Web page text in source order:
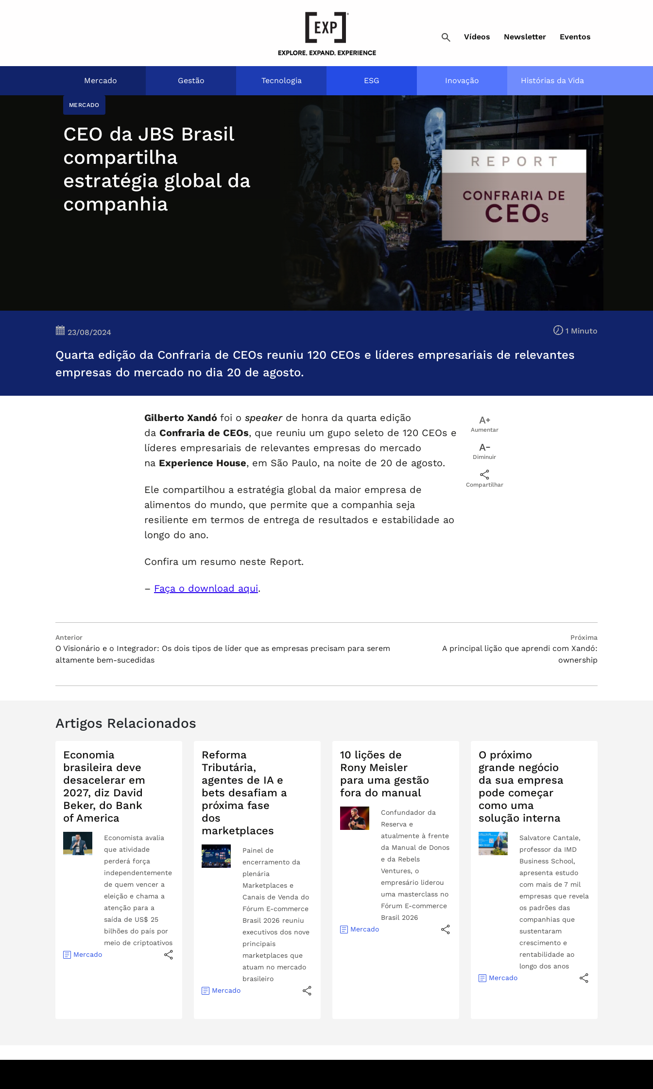
Vídeos Newsletter Eventos
Mercado Gestão Tecnologia ESG Inovação Histórias da Vida
MERCADO
CEO da JBS Brasil
compartilha
estratégia global da
companhia
23/08/2024 1 Minuto
Quarta edição da Confraria de CEOs reuniu 120 CEOs e líderes empresariais de relevantes
empresas do mercado no dia 20 de agosto.
Gilberto Xandó foi o speakerde honra da quarta edição
da Confraria de CEOs, que reuniu um gupo seleto de 120 CEOs e
líderes empresariais de relevantes empresas do mercado
na Experience House, em São Paulo, na noite de 20 de agosto.
Ele compartilhou a estratégia global da maior empresa de
alimentos do mundo, que permite que a companhia seja
resiliente em termos de entrega de resultados e estabilidade ao
longo do ano.
Confira um resumo neste Report.
– Faça o download aqui.
Aumentar
Diminuir
Compartilhar
Navegação
de
Anterior
Post
anterior:
O Visionário e o Integrador: Os dois tipos de líder que as empresas precisam para serem
altamente bem-sucedidas
Próxima
post:A principal lição que aprendi com Xandó:
ownership
Artigos Relacionados
Economia
brasileira deve
desacelerar em
2027, diz David
Beker, do Bank
of America
Economista avalia
que atividade
perderá força
independentemente
de quem vencer a
eleição e chama a
atenção para a
saída de US$ 25
bilhões do país por
meio de criptoativos
Mercado
Reforma
Tributária,
agentes de IA e
bets desafiam a
próxima fase
dos
marketplaces
Painel de
encerramento da
plenária
Marketplaces e
Canais de Venda do
Fórum E-commerce
Brasil 2026 reuniu
executivos dos nove
principais
marketplaces que
atuam no mercado
brasileiro
Mercado
10 lições de
Rony Meisler
para uma gestão
fora do manual
Confundador da
Reserva e
atualmente à frente
da Manual de Donos
e da Rebels
Ventures, o
empresário liderou
uma masterclass no
Fórum E-commerce
Brasil 2026
Mercado
O próximo
grande negócio
da sua empresa
pode começar
como uma
solução interna
Salvatore Cantale,
professor da IMD
Business School,
apresenta estudo
com mais de 7 mil
empresas que revela
os padrões das
companhias que
sustentaram
crescimento e
rentabilidade ao
longo dos anos
Mercado